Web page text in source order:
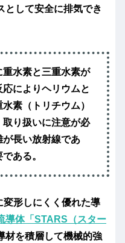
として安全に排気でき
重水素と三重水素が
によりヘリウムと
素（トリチウム）
り扱いに注意が必
長い放射線であ
ある。
形しにくく優れた導
導体「STARS（スター
材を積層して機械的強